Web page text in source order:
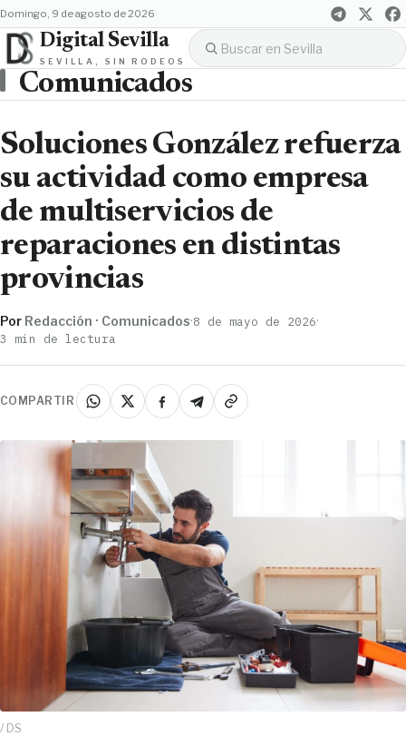
domingo, 9 de agosto de 2026
Digital Sevilla
SEVILLA, SIN RODEOS
Comunicados
Soluciones González refuerza
su actividad como empresa
de multiservicios de
reparaciones en distintas
provincias
Por Redacción · Comunicados·8 de mayo de 2026·
3 min de lectura
COMPARTIR
/ DS